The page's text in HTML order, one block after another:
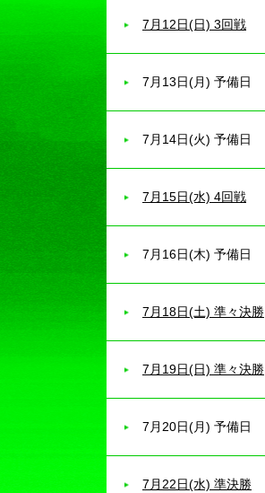
7月12日(日) 3回戦
7月13日(月) 予備日
7月14日(火) 予備日
7月15日(水) 4回戦
7月16日(木) 予備日
7月18日(土) 準々決勝
7月19日(日) 準々決勝
7月20日(月) 予備日
7月22日(水) 準決勝